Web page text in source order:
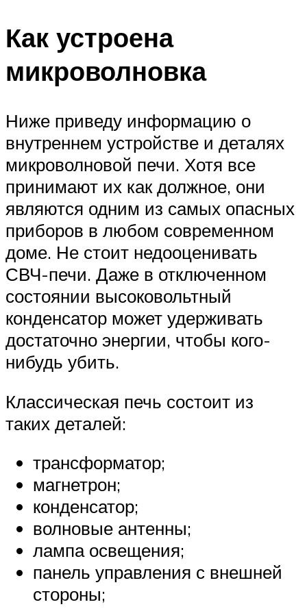
Как устроена
микроволновка
Ниже приведу информацию о
внутреннем устройстве и деталях
микроволновой печи. Хотя все
принимают их как должное, они
являются одним из самых опасных
приборов в любом современном
доме. Не стоит недооценивать
СВЧ-печи. Даже в отключенном
состоянии высоковольтный
конденсатор может удерживать
достаточно энергии, чтобы кого-
нибудь убить.
Классическая печь состоит из
таких деталей:
трансформатор;
магнетрон;
конденсатор;
волновые антенны;
лампа освещения;
панель управления с внешней
стороны;